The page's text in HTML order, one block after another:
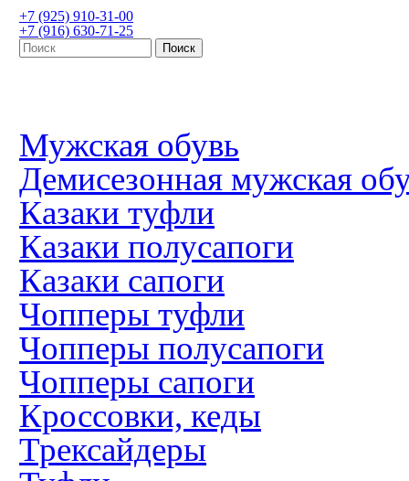
+7 (925) 910-31-00
+7 (916) 630-71-25
Мужская обувь
Демисезонная мужская
Казаки туфли
Казаки полусапоги
Казаки сапоги
Чопперы туфли
Чопперы полусапоги
Чопперы сапоги
Кроссовки, кеды
Трексайдеры